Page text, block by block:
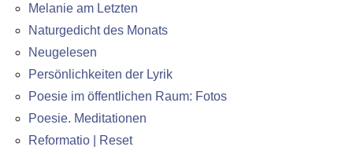
Melanie am Letzten
Naturgedicht des Monats
Neugelesen
Persönlichkeiten der Lyrik
Poesie im öffentlichen Raum: Fotos
Poesie. Meditationen
Reformatio | Reset